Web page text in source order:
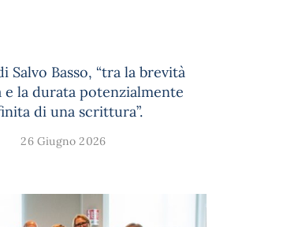
Salvo Basso, “tra la brevità
e la durata potenzialmente
di una scrittura”.
26 Giugno 2026